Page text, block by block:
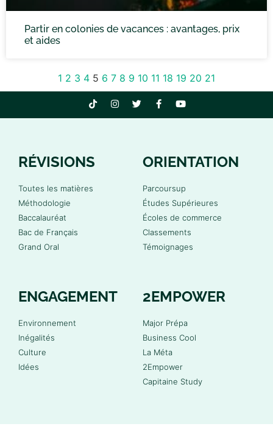
Partir en colonies de vacances : avantages, prix
et aides
1 2 3 4 5 6 7 8 9 10 11 18 19 20 21
RÉVISIONS
Toutes les matières
Méthodologie
Baccalauréat
Bac de Français
Grand Oral
ORIENTATION
Parcoursup
Études Supérieures
Écoles de commerce
Classements
Témoignages
ENGAGEMENT
Environnement
Inégalités
Culture
Idées
2EMPOWER
Major Prépa
Business Cool
La Méta
2Empower
Capitaine Study